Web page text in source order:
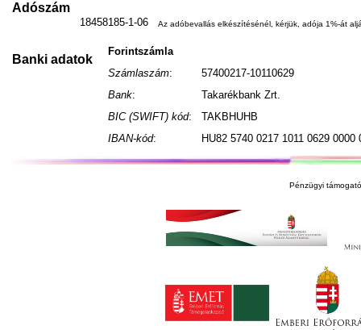
Adószám
18458185-1-06 Az adóbevallás elkészítésénél, kérjük, adója 1%-át
Banki adatok
Forintszámla
Számlaszám:
57400217-10110629
Bank:
Takarékbank Zrt.
BIC (SWIFT) kód:
TAKBHUHB
IBAN-kód: HU82 5740 0217 1011 0629 0000
Pénzügyi